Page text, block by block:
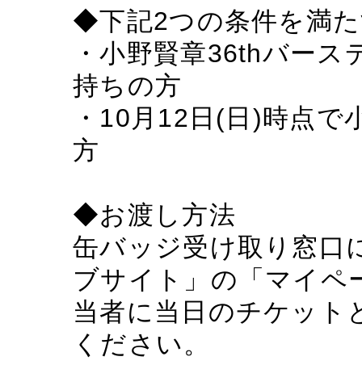
◆下記2つの条件を満
・小野賢章36thバー
持ちの方
・10月12日(日)時点で
方
◆お渡し方法
缶バッジ受け取り窓口
ブサイト」の「マイペ
当者に当日のチケット
ください。